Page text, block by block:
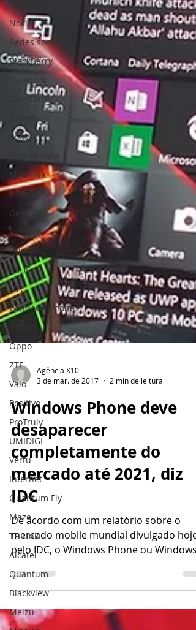
LG
Nokia
Redes sociais
BlackBerry
Facebook
BlackBarry
Sony
Motorola
Pionner
Gear VR
Pioneer
Huawei
ASUS
HTC
Windows Phone
Oppo
ZTE
Vaio
Positivo
ProTruly
UMIDIGI
Vertu
Internet
Quantum Fly
Maze
TP-Link
Alcatel
Quantum
Blackview
Meizu
3 de mar. de 2017
2 min de leitura
Windows Phone deve
desaparecer
completamente do
mercado até 2021, diz
IDC
De acordo com um relatório sobre o
mercado mobile mundial divulgado hoje
pelo IDC, o Windows Phone ou Windows
10 Mobile deve desaparecer...